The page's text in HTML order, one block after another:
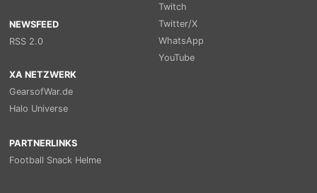
NEWSFEED
RSS 2.0
Twitch
Twitter/X
WhatsApp
YouTube
XA NETZWERK
GearsofWar.de
Halo Universe
PARTNERLINKS
Football Snack Helme